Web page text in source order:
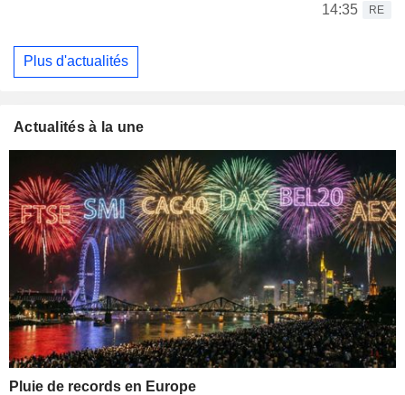
14:35
RE
Plus d'actualités
Actualités à la une
Pluie de records en Europe